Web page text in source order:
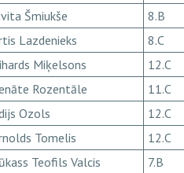
Šmiukše
8.B
Lazdenieks
8.C
Miķelsons
12.C
Rozentāle
11.C
Ozols
12.C
Tomelis
12.C
Teofils Valcis
7.B